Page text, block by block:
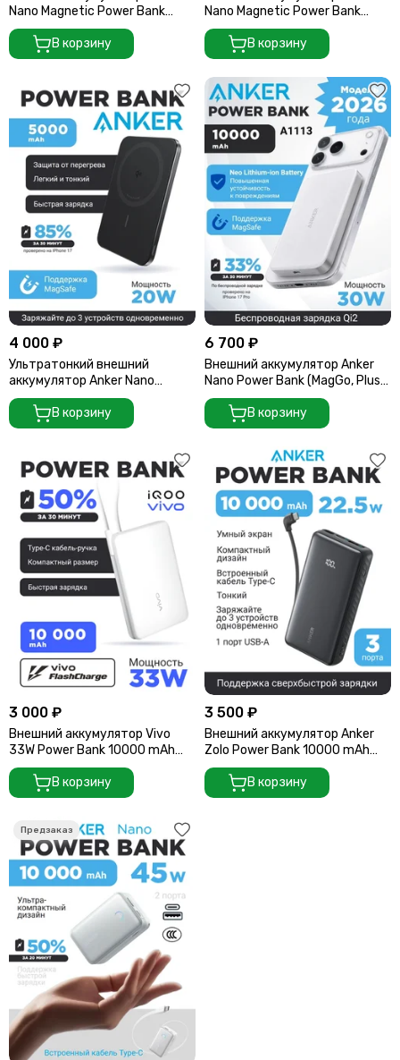
Nano Magnetic Power Bank
10000mAh (A110Z) белый
В корзину
Nano Magnetic Power Bank
10000mAh (A110Z) зеленый
В корзину
4 000 ₽
Ультратонкий внешний
аккумулятор Anker Nano
MagGo (A1665) 5000 мАч, 20W,
MagSafe, Qi2, черный
В корзину
6 700 ₽
Внешний аккумулятор Anker
Nano Power Bank (MagGo, Plus)
10000 mAh A1113 White (Белый)
В корзину
3 000 ₽
Внешний аккумулятор Vivo
33W Power Bank 10000 mAh
Speed белый (33W Built-In USB
Cable) В корзину
3 500 ₽
Внешний аккумулятор Anker
Zolo Power Bank 10000 mAh
22,5W черный (2 USB-C, 1 USB-
A) (Built-In USB-C Cable)
В корзину